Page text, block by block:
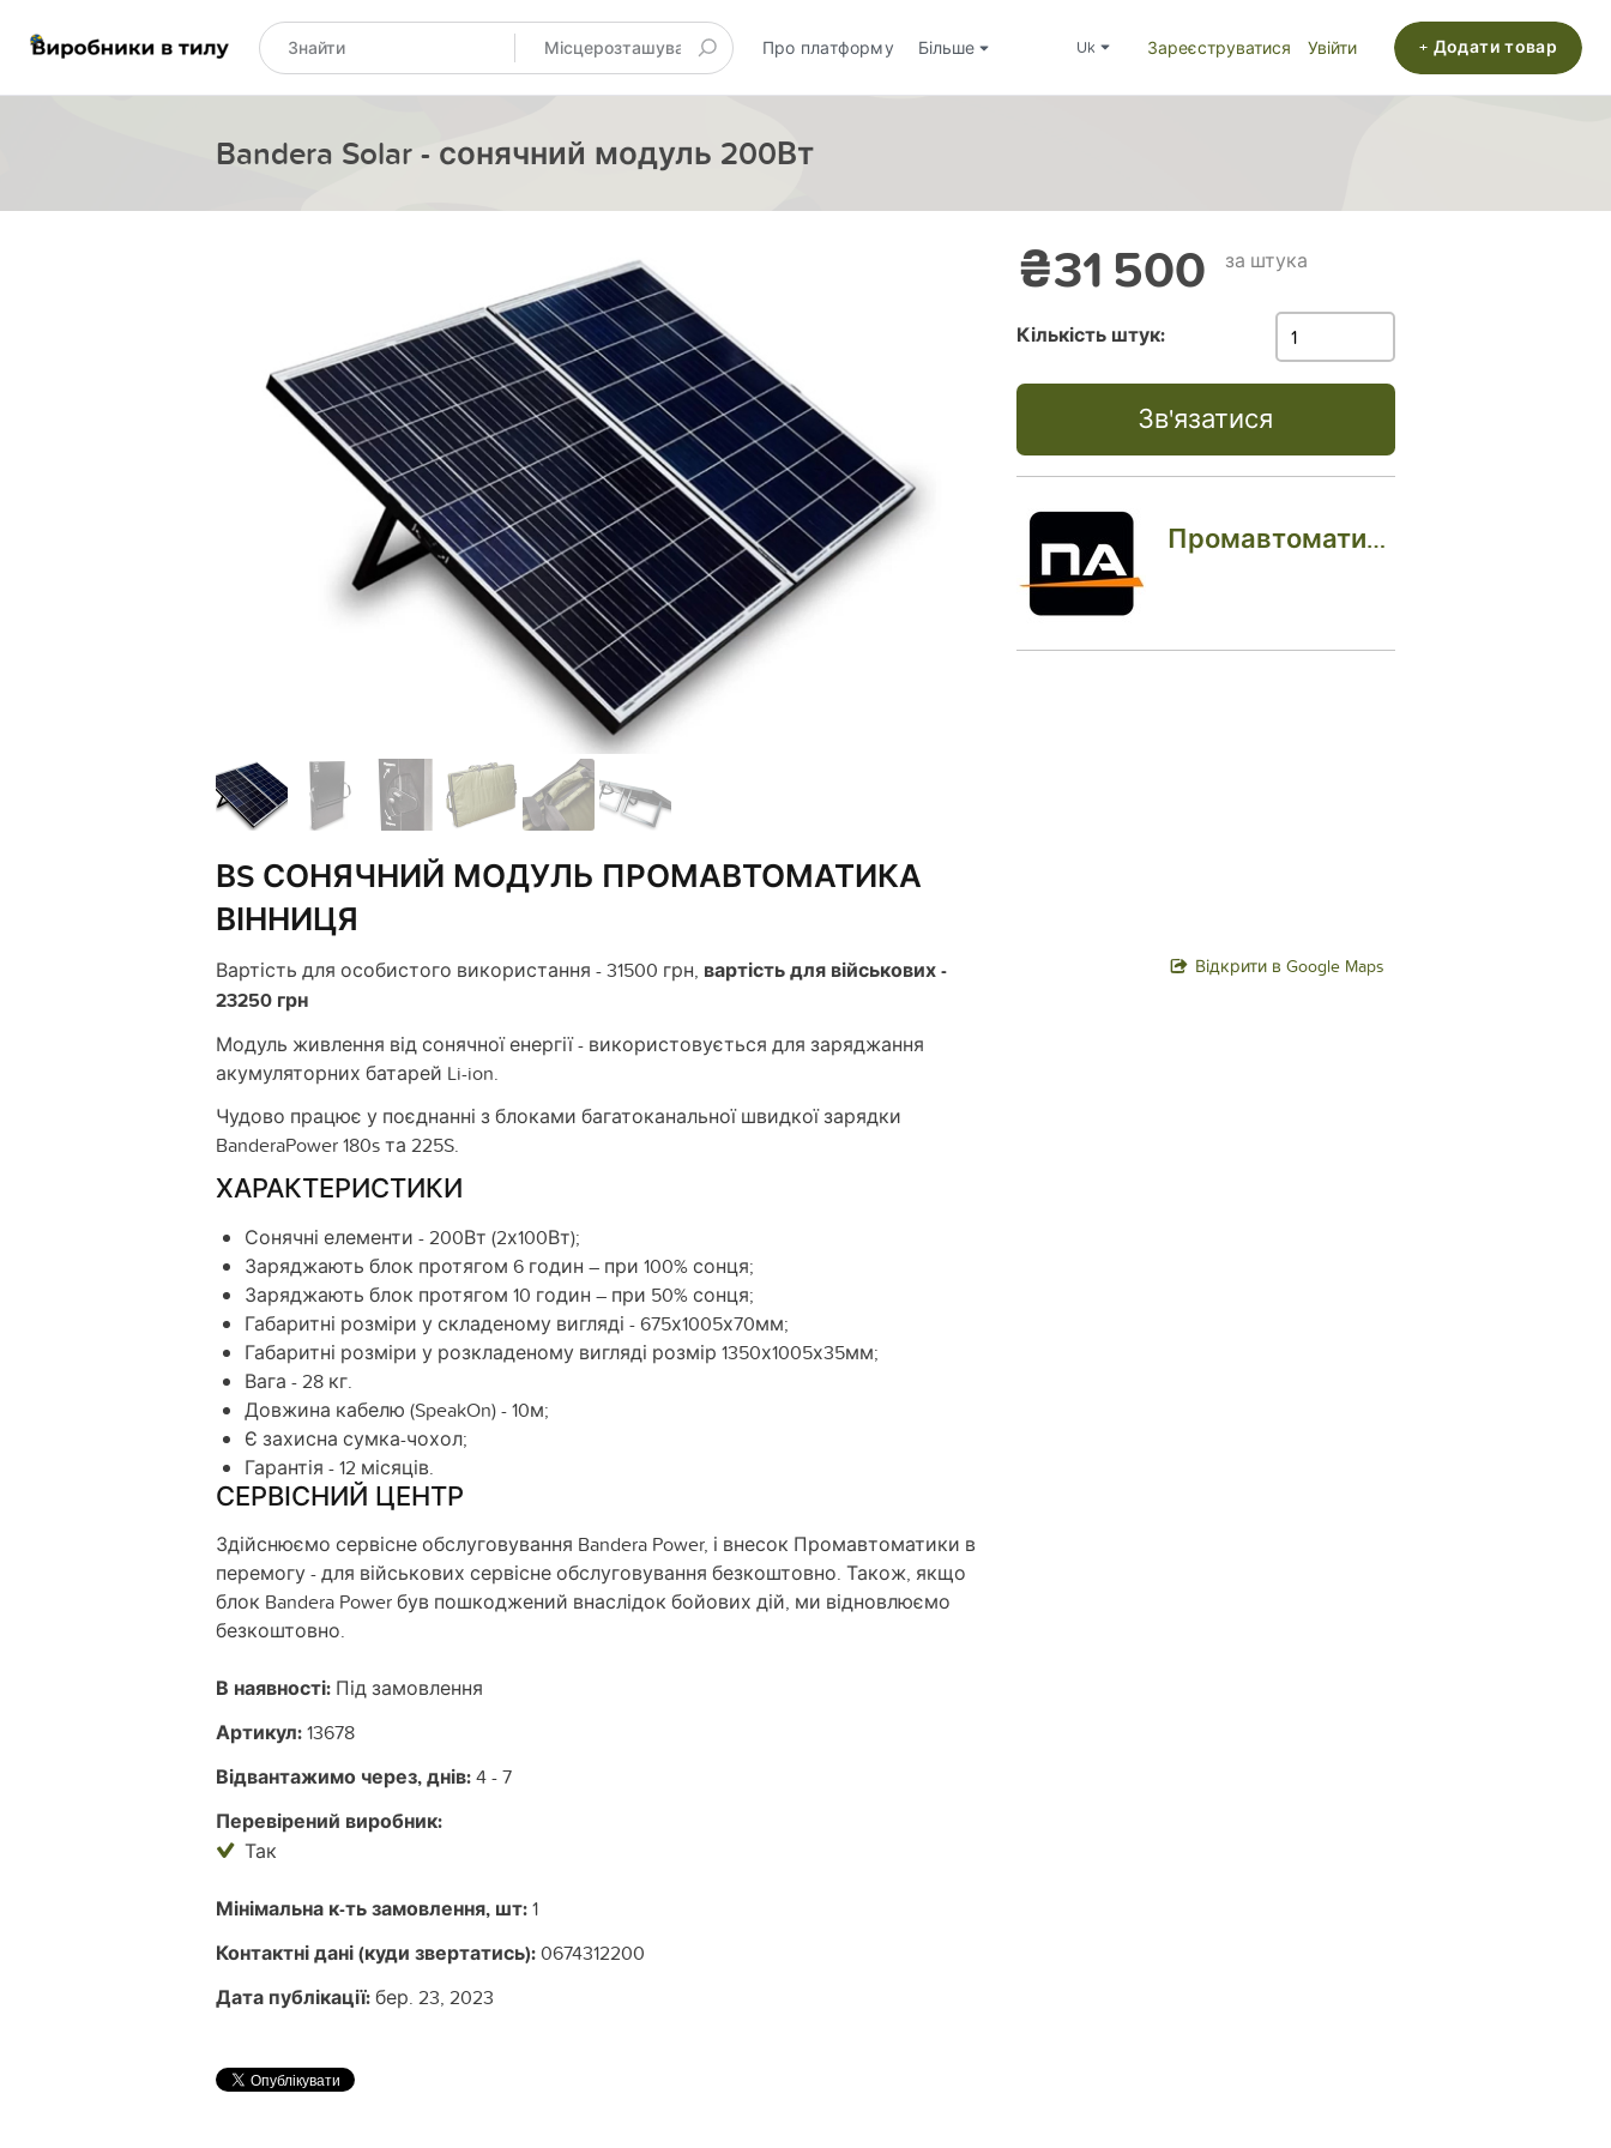
Про платформу Більше uk Зареєструватися Увійти + Додати товар
Bandera Solar - сонячний модуль 200Вт
ВS СОНЯЧНИЙ МОДУЛЬ ПРОМАВТОМАТИКА
ВІННИЦЯ
Вартість для особистого використання - 31500 грн, вартість для військових -
23250 грн
Модуль живлення від сонячної енергії - використовується для заряджання
акумуляторних батарей Li-ion.
Чудово працює у поєднанні з блоками багатоканальної швидкої зарядки
BanderaPower 180s та 225S.
ХАРАКТЕРИСТИКИ
Сонячні елементи - 200Вт (2х100Вт);
Заряджають блок протягом 6 годин – при 100% сонця;
Заряджають блок протягом 10 годин – при 50% сонця;
Габаритні розміри у складеному вигляді - 675х1005х70мм;
Габаритні розміри у розкладеному вигляді розмір 1350х1005х35мм;
Вага - 28 кг.
Довжина кабелю (SpeakOn) - 10м;
Є захисна сумка-чохол;
Гарантія - 12 місяців.
СЕРВІСНИЙ ЦЕНТР
Здійснюємо сервісне обслуговування Bandera Power, і внесок Промавтоматики в
перемогу - для військових сервісне обслуговування безкоштовно. Також, якщо
блок Bandera Power був пошкоджений внаслідок бойових дій, ми відновлюємо
безкоштовно.
В наявності: Під замовлення
Артикул:13678
Відвантажимо через, днів:4 - 7
Перевірений виробник:
Так
Мінімальна к-ть замовлення, шт:1
Контактні дані (куди звертатись):0674312200
Дата публікації:бер. 23, 2023
₴31 500 за штука
Кількість штук:
Зв'язатися
Промавтоматика Вінниця
Відкрити в Google Maps